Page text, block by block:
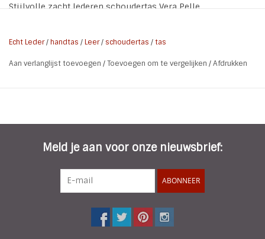
Stijlvolle zacht lederen schoudertas Vera Pelle
* Materiaal: zacht Italiaans leder
* Hoogte: 60 cm
binnenzijde 3 vakken waarvan 1 afsuitbaar met een rits,
Klein binnenvak afsluitbaar met rits
Echt Leder/handtas /Leer/schoudertas /tas
Aan verlanglijst toevoegen /Toevoegen om te vergelijken /Afdrukken
Meld je aan voor onze nieuwsbrief:
ABONNEER